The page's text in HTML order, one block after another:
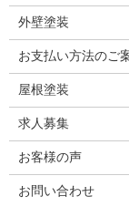
外壁塗装
お支払い方法のご
屋根塗装
求人募集
お客様の声
お問い合わせ